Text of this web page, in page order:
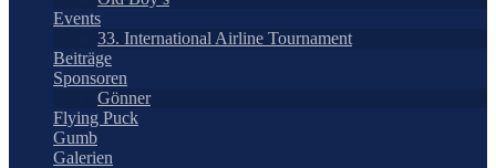
Events
33. International Airline Tournament
Beiträge
Sponsoren
Gönner
Flying Puck
Gumb
Galerien